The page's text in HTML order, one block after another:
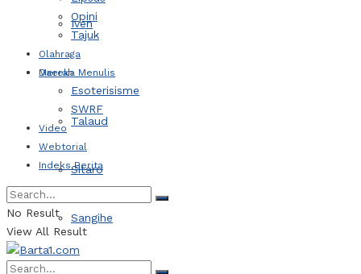
Iven
Daerah
Talaud
Sitaro
Sangihe
Opini
Tajuk
Olahraga
Mereka Menulis
Esoterisisme
SWRF
Video
Webtorial
Indeks Berita
No Result
View All Result